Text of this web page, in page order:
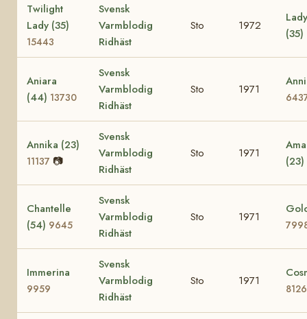
Twilight
Lady (35)
15443
Svensk
Varmblodig
Ridhäst
Sto 1972
(35)
Aniara
(44) 13730
Svensk
Varmblodig
Ridhäst
Sto 1971
Annika (23)
11137 📷
Svensk
Varmblodig
Ridhäst
Sto 1971
(23)
Chantelle
(54) 9645
Svensk
Varmblodig
Ridhäst
Sto 1971
Immerina
9959
Svensk
Varmblodig
Ridhäst
Sto 1971
8126